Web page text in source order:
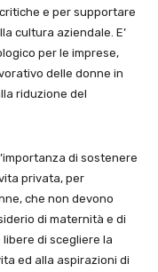
e per supportare
cultura aziendale. E’
per le imprese,
delle donne in
riduzione del
di sostenere
privata, per
che non devono
di maternità e di
di scegliere la
ed alla aspirazioni di